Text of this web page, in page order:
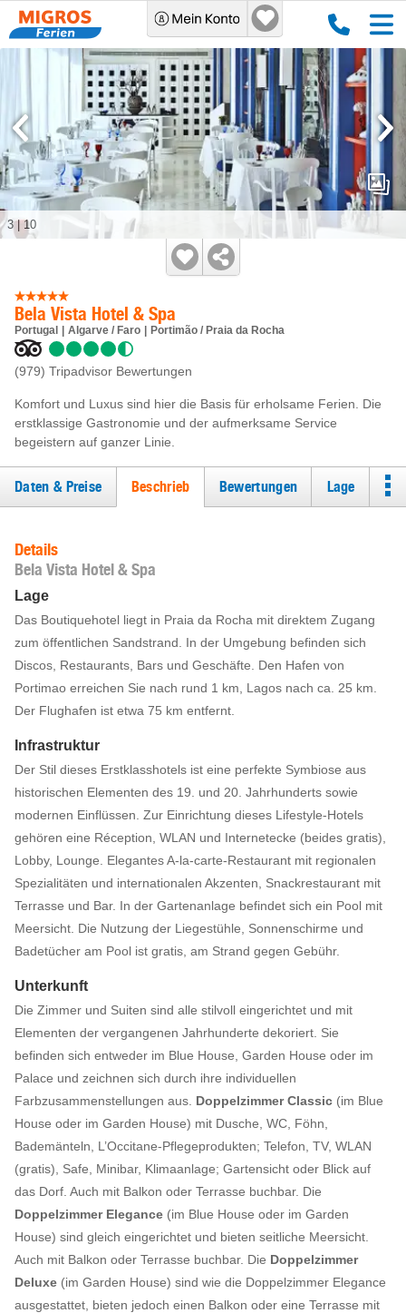
Bela Vista Hotel & Spa
Portugal Algarve / Faro Portimão / Praia da Rocha
(979) Tripadvisor Bewertungen
Komfort und Luxus sind hier die Basis für erholsame Ferien. Die
erstklassige Gastronomie und der aufmerksame Service
begeistern auf ganzer Linie.
3| 10
Daten & Preise Beschrieb Bewertungen Lage
Details
Bela Vista Hotel & Spa
Lage
Das Boutiquehotel liegt in Praia da Rocha mit direktem Zugang
zum öffentlichen Sandstrand. In der Umgebung befinden sich
Discos, Restaurants, Bars und Geschäfte. Den Hafen von
Portimao erreichen Sie nach rund 1 km, Lagos nach ca. 25 km.
Der Flughafen ist etwa 75 km entfernt.
Infrastruktur
Der Stil dieses Erstklasshotels ist eine perfekte Symbiose aus
historischen Elementen des 19. und 20. Jahrhunderts sowie
modernen Einflüssen. Zur Einrichtung dieses Lifestyle-Hotels
gehören eine Réception, WLAN und Internetecke (beides gratis),
Lobby, Lounge. Elegantes A-la-carte-Restaurant mit regionalen
Spezialitäten und internationalen Akzenten, Snackrestaurant mit
Terrasse und Bar. In der Gartenanlage befindet sich ein Pool mit
Meersicht. Die Nutzung der Liegestühle, Sonnenschirme und
Badetücher am Pool ist gratis, am Strand gegen Gebühr.
Unterkunft
Die Zimmer und Suiten sind alle stilvoll eingerichtet und mit
Elementen der vergangenen Jahrhunderte dekoriert. Sie
befinden sich entweder im Blue House, Garden House oder im
Palace und zeichnen sich durch ihre individuellen
Farbzusammenstellungen aus. Doppelzimmer Classic (im Blue
House oder im Garden House) mit Dusche, WC, Föhn,
Bademänteln, L’Occitane-Pflegeprodukten; Telefon, TV, WLAN
(gratis), Safe, Minibar, Klimaanlage; Gartensicht oder Blick auf
das Dorf. Auch mit Balkon oder Terrasse buchbar. Die
Doppelzimmer Elegance (im Blue House oder im Garden
House) sind gleich eingerichtet und bieten seitliche Meersicht.
Auch mit Balkon oder Terrasse buchbar. Die Doppelzimmer
Deluxe (im Garden House) sind wie die Doppelzimmer Elegance
ausgestattet, bieten jedoch einen Balkon oder eine Terrasse mit